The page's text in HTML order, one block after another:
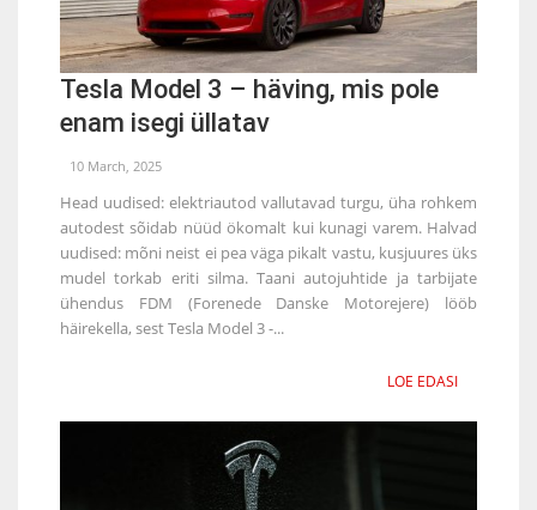
Tesla Model 3 – häving, mis pole
enam isegi üllatav
10 March, 2025
Head uudised: elektriautod vallutavad turgu, üha rohkem
autodest sõidab nüüd ökomalt kui kunagi varem. Halvad
uudised: mõni neist ei pea väga pikalt vastu, kusjuures üks
mudel torkab eriti silma. Taani autojuhtide ja tarbijate
ühendus FDM (Forenede Danske Motorejere) lööb
häirekella, sest Tesla Model 3 -...
LOE EDASI